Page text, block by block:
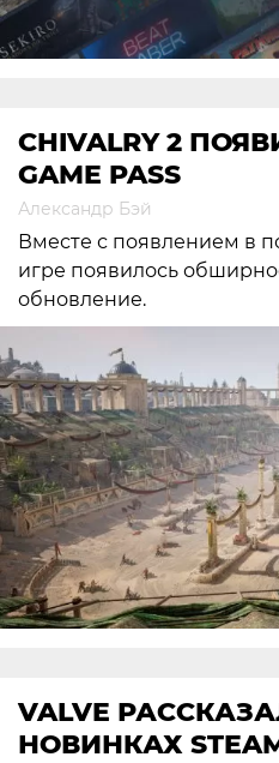
​​​​​​​CHIVALRY 2
GAME PASS
Александр Бэй
Вместе с появлением в
игре появилось
обновление.
VALVE
НОВИНКАХ